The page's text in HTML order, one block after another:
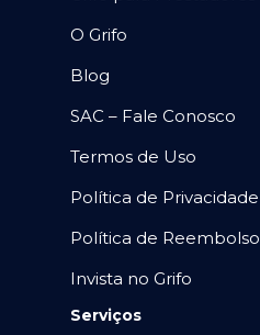
O Grifo
Blog
SAC – Fale Conosco
Termos de Uso
Política de Privacidade
Política de Reembolso
Invista no Grifo
Serviços